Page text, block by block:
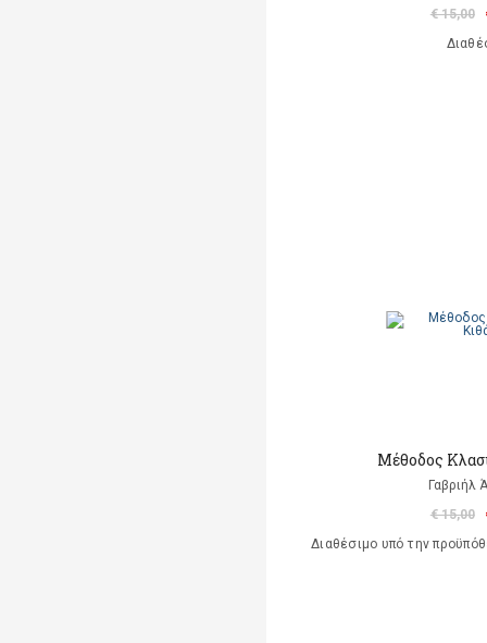
€ 15,00
Mέθοδος
Γαβριήλ
€ 15,00
Διαθέσιμο υπό την